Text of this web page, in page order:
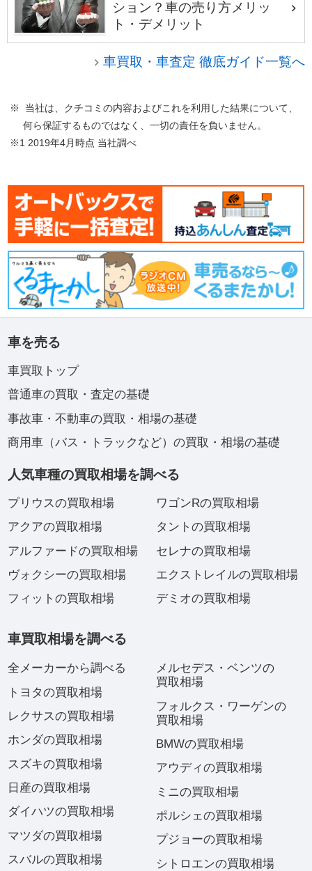
ション？車の売り方メリッ
ト・デメリット
車買取・車査定 徹底ガイド一覧へ
※ 当社は、クチコミの内容およびこれを利用した結果について、
何ら保証するものではなく、一切の責任を負いません。
※1 2019年4月時点 当社調べ
車を売る
車買取トップ
普通車の買取・査定の基礎
事故車・不動車の買取・相場の基礎
商用車（バス・トラックなど）の買取・相場の基礎
人気車種の買取相場を調べる
プリウスの買取相場
アクアの買取相場
アルファードの買取相場
ヴォクシーの買取相場
フィットの買取相場
ワゴンRの買取相場
タントの買取相場
セレナの買取相場
エクストレイルの買取相場
デミオの買取相場
車買取相場を調べる
全メーカーから調べる
トヨタの買取相場
レクサスの買取相場
ホンダの買取相場
スズキの買取相場
日産の買取相場
ダイハツの買取相場
マツダの買取相場
スバルの買取相場
メルセデス・ベンツの
買取相場
フォルクス・ワーゲンの
買取相場
BMWの買取相場
アウディの買取相場
ミニの買取相場
ポルシェの買取相場
プジョーの買取相場
シトロエンの買取相場